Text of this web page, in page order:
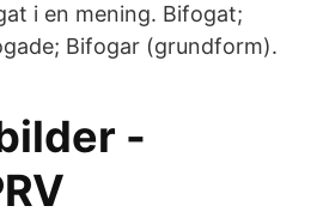
i en mening. Bifogat;
Bifogar (grundform).
-